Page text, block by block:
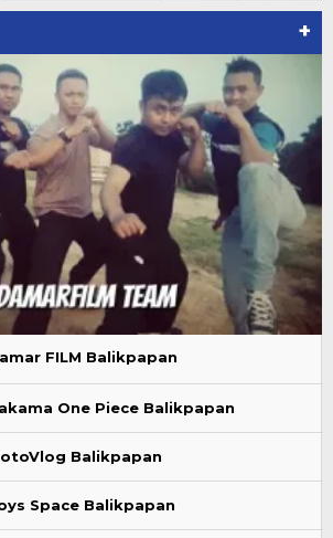
+
FILM Balikpapan
One Piece Balikpapan
Balikpapan
Space Balikpapan